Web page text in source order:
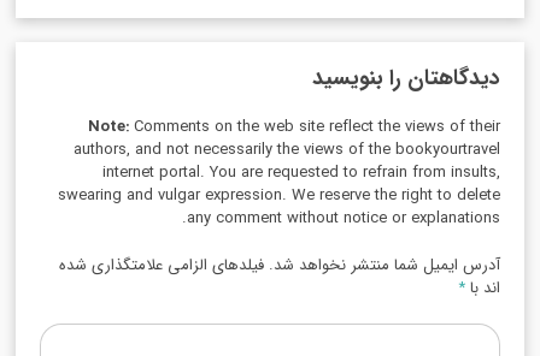
دیدگاهتان را بنویسید
Note:Comments on the web site reflect the views of their
authors, and not necessarily the views of the bookyourtravel
internet portal. You are requested to refrain from insults,
swearing and vulgar expression. We reserve the right to delete
any comment without notice or explanations.
آدرس ایمیل شما منتشر نخواهد شد. فیلدهای الزامی علامتگذاری شده
اند با*